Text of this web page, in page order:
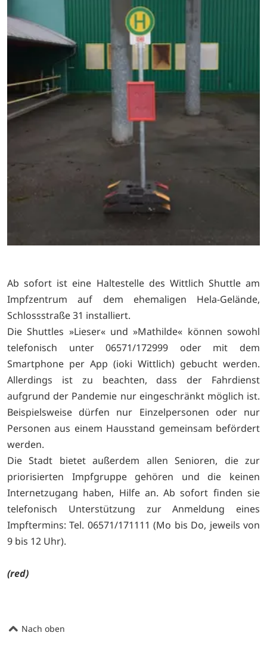
Ab sofort ist eine Haltestelle des Wittlich Shuttle am
Impfzentrum auf dem ehemaligen Hela-Gelände,
Schlossstraße 31 installiert.
Die Shuttles »Lieser« und »Mathilde« können sowohl
telefonisch unter 06571/172999 oder mit dem
Smartphone per App (ioki Wittlich) gebucht werden.
Allerdings ist zu beachten, dass der Fahrdienst
aufgrund der Pandemie nur eingeschränkt möglich ist.
Beispielsweise dürfen nur Einzelpersonen oder nur
Personen aus einem Hausstand gemeinsam befördert
werden.
Die Stadt bietet außerdem allen Senioren, die zur
priorisierten Impfgruppe gehören und die keinen
Internetzugang haben, Hilfe an. Ab sofort finden sie
telefonisch Unterstützung zur Anmeldung eines
Impftermins: Tel. 06571/171111 (Mo bis Do, jeweils von
9 bis 12 Uhr).
(red)
Nach oben